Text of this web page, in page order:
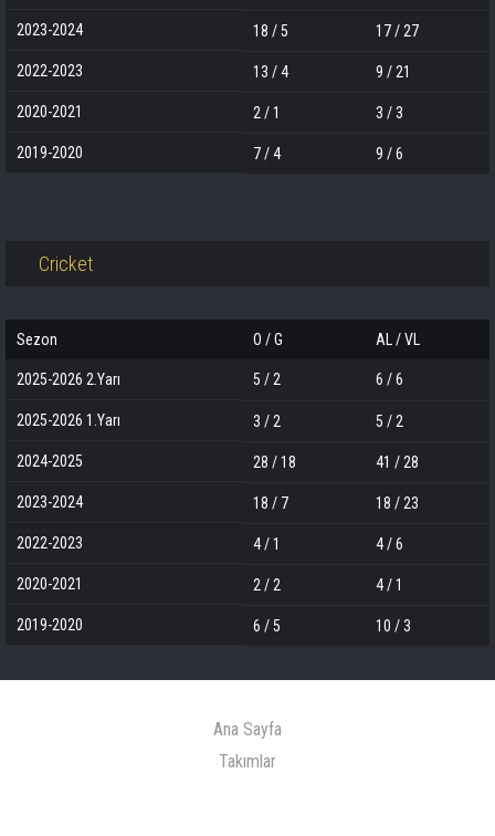
2023-2024 18 / 5 17 / 27
2022-2023 13 / 4 9 / 21
2020-2021 2 / 1 3 / 3
2019-2020 7 / 4 9 / 6
Cricket
Sezon O / G AL / VL
2025-2026 2.Yarı 5 / 2 6 / 6
2025-2026 1.Yarı 3 / 2 5 / 2
2024-2025 28 / 18 41 / 28
2023-2024 18 / 7 18 / 23
2022-2023 4 / 1 4 / 6
2020-2021 2 / 2 4 / 1
2019-2020 6 / 5 10 / 3
Ana Sayfa
Takımlar